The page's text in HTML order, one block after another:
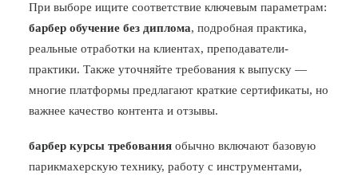
При выборе ищите соответствие ключевым параметрам:
барбер обучение без диплома, подробная практика,
реальные отработки на клиентах, преподаватели-
практики. Также уточняйте требования к выпуску —
многие платформы предлагают краткие сертификаты, но
важнее качество контента и отзывы.
барбер курсы требования обычно включают базовую
парикмахерскую технику, работу с инструментами,